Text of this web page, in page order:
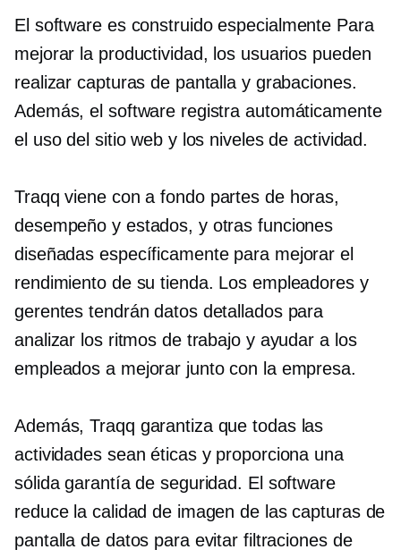
El software es construido especialmente Para
mejorar la productividad, los usuarios pueden
realizar capturas de pantalla y grabaciones.
Además, el software registra automáticamente
el uso del sitio web y los niveles de actividad.
Traqq viene cona fondopartes de horas,
desempeño y estados, y otras funciones
diseñadas específicamente para mejorar el
rendimiento de su tienda. Los empleadores y
gerentes tendrán datos detallados para
analizar los ritmos de trabajo y ayudar a los
empleados a mejorar junto con la empresa.
Además, Traqq garantiza que todas las
actividades sean éticas y proporciona una
sólida garantía de seguridad. El software
reduce la calidad de imagen de las capturas de
pantalla de datos para evitar filtraciones de